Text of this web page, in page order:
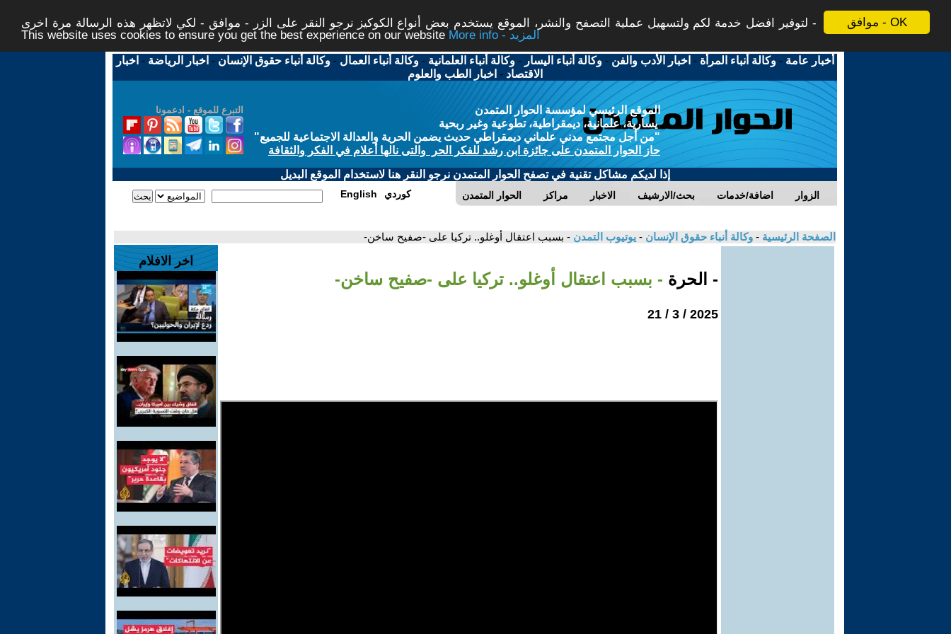
موافق - OK
لتوفير افضل خدمة لكم ولتسهيل عملية التصفح والنشر، الموقع يستخدم بعض أنواع الكوكيز نرجو النقر على الزر - موافق - لكي لاتظهر هذه الرسالة مرة اخرى -
This website uses cookies to ensure you get the best experience on our website
More info - المزيد
أخبار عامة -وكالة أنباء المرأة - اخبار الأدب والفن -وكالة أنباء اليسار -وكالة أنباء العلمانية -وكالة أنباء العمال -وكالة أنباء حقوق الإنسان - اخبار الرياضة - اخبار
الاقتصاد - اخبار الطب والعلوم
التبرع للموقع - ادعمونا
الموقع الرئيسي لمؤسسة الحوار المتمدن
يسارية، علمانية، ديمقراطية، تطوعية وغير ربحية
"من أجل مجتمع مدني علماني ديمقراطي حديث يضمن الحرية والعدالة الاجتماعية للجميع"
حاز الحوار المتمدن على جائزة ابن رشد للفكر الحر والتى نالها أعلام في الفكر والثقافة
إذا لديكم مشاكل تقنية في تصفح الحوار المتمدن نرجو النقر هنا لاستخدام الموقع البديل
الحوار المتمدن مراكز الاخبار بحث/الارشيف اضافة/خدمات الزوار English كوردي
الصفحة الرئيسية - وكالة أنباء حقوق الإنسان - يوتيوب التمدن - بسبب اعتقال أوغلو.. تركيا على -صفيح ساخن-
- الحرة - بسبب اعتقال أوغلو.. تركيا على -صفيح ساخن-
2025 / 3 / 21
اخر الافلام